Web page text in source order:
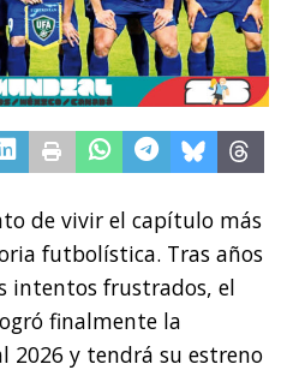
de vivir el capítulo más
futbolística. Tras años
intentos frustrados, el
finalmente la
2026 y tendrá su estreno